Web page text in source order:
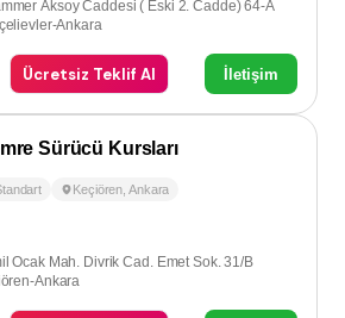
Aksoy Caddesi ( Eski 2. Cadde) 64-A
Ankara
Ücretsiz Teklif Al İletişim
Sürücü Kursları
Keçiören ,Ankara
Ocak Mah. Divrik Cad. Emet Sok. 31/B
Ankara